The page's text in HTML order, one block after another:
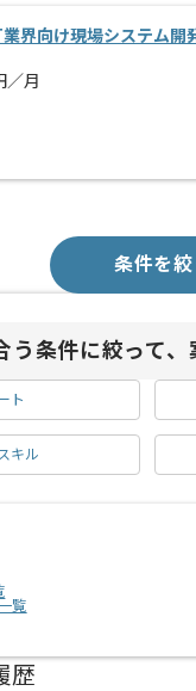
界向け現場システム開
／月
条件を
う条件に絞って、
ト
キル
覧
歴